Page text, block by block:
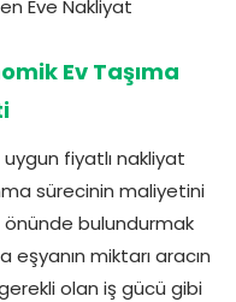
Ev Taşıma
fiyatlı nakliyat
sürecinin maliyetini
bulundurmak
eşyanın miktarı aracın
olan iş gücü gibi